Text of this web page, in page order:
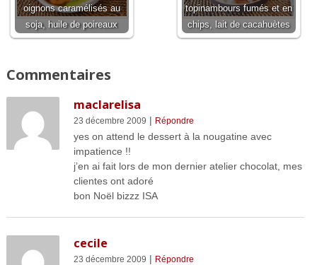
oignons caramélisés au
soja, huile de poireaux
topinambours fumés et en
chips, lait de cacahuètes
Commentaires
maclarelisa
23 décembre 2009 | Répondre
yes on attend le dessert à la nougatine avec
impatience !!
j’en ai fait lors de mon dernier atelier chocolat, mes
clientes ont adoré
bon Noël bizzz ISA
cecile
23 décembre 2009 | Répondre